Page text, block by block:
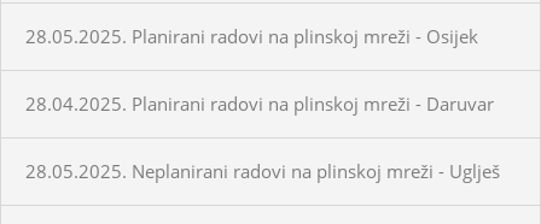
28.05.2025. Planirani radovi na plinskoj mreži - Osijek
28.04.2025. Planirani radovi na plinskoj mreži - Daruvar
28.05.2025. Neplanirani radovi na plinskoj mreži - Uglješ